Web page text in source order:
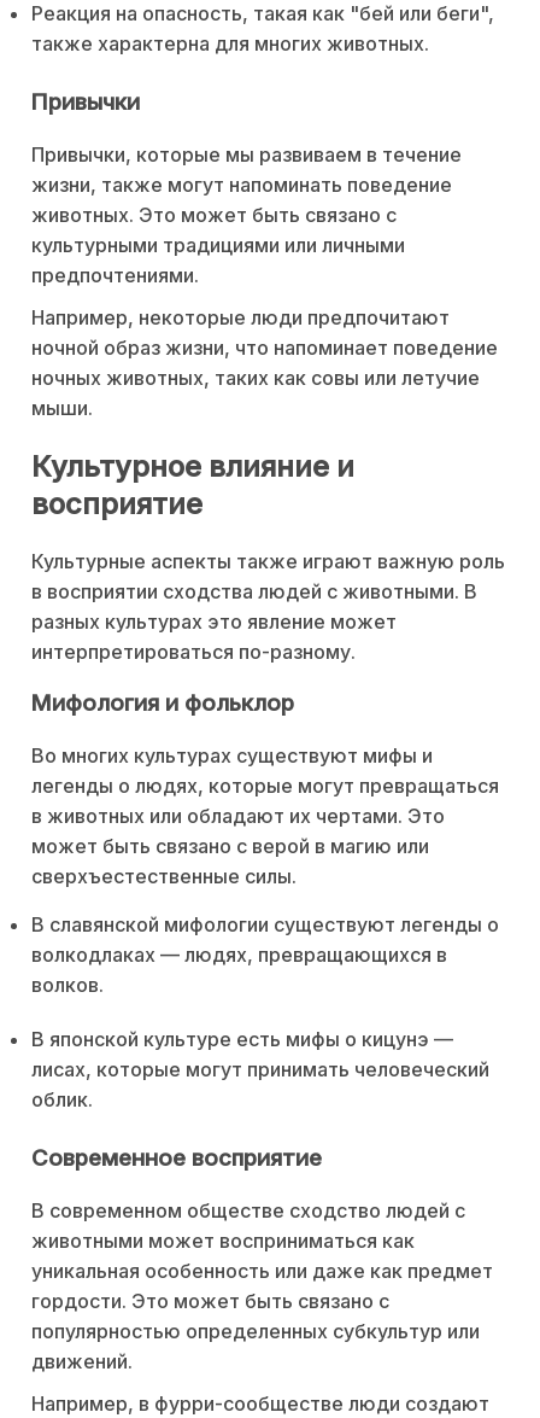
Реакция на опасность, такая как "бей или беги",
также характерна для многих животных.
Привычки
Привычки, которые мы развиваем в течение
жизни, также могут напоминать поведение
животных. Это может быть связано с
культурными традициями или личными
предпочтениями.
Например, некоторые люди предпочитают
ночной образ жизни, что напоминает поведение
ночных животных, таких как совы или летучие
мыши.
Культурное влияние и
восприятие
Культурные аспекты также играют важную роль
в восприятии сходства людей с животными. В
разных культурах это явление может
интерпретироваться по-разному.
Мифология и фольклор
Во многих культурах существуют мифы и
легенды о людях, которые могут превращаться
в животных или обладают их чертами. Это
может быть связано с верой в магию или
сверхъестественные силы.
В славянской мифологии существуют легенды о
волкодлаках — людях, превращающихся в
волков.
В японской культуре есть мифы о кицунэ —
лисах, которые могут принимать человеческий
облик.
Современное восприятие
В современном обществе сходство людей с
животными может восприниматься как
уникальная особенность или даже как предмет
гордости. Это может быть связано с
популярностью определенных субкультур или
движений.
Например, в фурри-сообществе люди создают